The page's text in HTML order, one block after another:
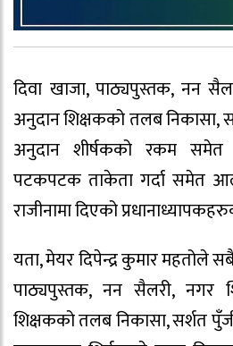
दिवा खाजा, पाठ्यपुस्तक, नन
अनुदान शिक्षकको तलब निकासा,
अनुदान शीर्षकको रकम
पटकपटक ताकेता गर्दा समेत
राजीनामा दिएको
यता, मेयर दिपेन्द्र कुमार महतोले
पाठ्यपुस्तक, नन सैलरी, नगर
शिक्षकको तलब निकासा, सर्शत